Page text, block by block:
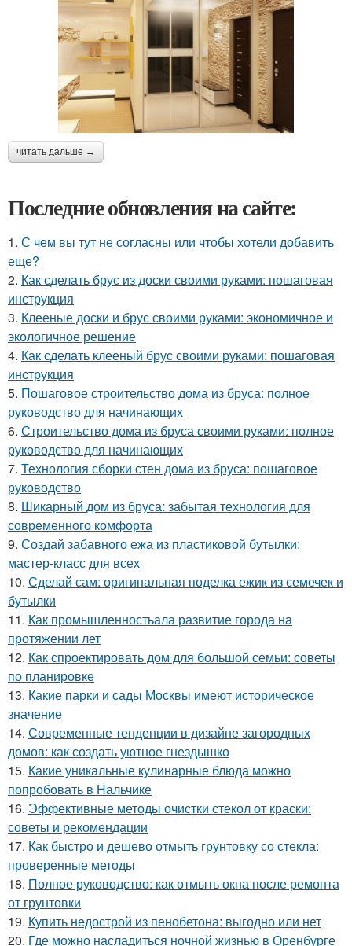
читать дальше →
Последние обновления на сайте:
1. С чем вы тут не согласны или чтобы хотели добавить
еще?
2. Как сделать брус из доски своими руками: пошаговая
инструкция
3. Клееные доски и брус своими руками: экономичное и
экологичное решение
4. Как сделать клееный брус своими руками: пошаговая
инструкция
5. Пошаговое строительство дома из бруса: полное
руководство для начинающих
6. Строительство дома из бруса своими руками: полное
руководство для начинающих
7. Технология сборки стен дома из бруса: пошаговое
руководство
8. Шикарный дом из бруса: забытая технология для
современного комфорта
9. Создай забавного ежа из пластиковой бутылки:
мастер-класс для всех
10. Сделай сам: оригинальная поделка ежик из семечек и
бутылки
11. Как промышленностьала развитие города на
протяжении лет
12. Как спроектировать дом для большой семьи: советы
по планировке
13. Какие парки и сады Москвы имеют историческое
значение
14. Современные тенденции в дизайне загородных
домов: как создать уютное гнездышко
15. Какие уникальные кулинарные блюда можно
попробовать в Нальчике
16. Эффективные методы очистки стекол от краски:
советы и рекомендации
17. Как быстро и дешево отмыть грунтовку со стекла:
проверенные методы
18. Полное руководство: как отмыть окна после ремонта
от грунтовки
19. Купить недострой из пенобетона: выгодно или нет
20. Где можно насладиться ночной жизнью в Оренбурге